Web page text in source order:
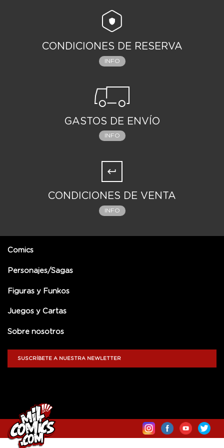
CONDICIONES DE RESERVA
INFO
GASTOS DE ENVÍO
INFO
CONDICIONES DE VENTA
INFO
Comics
Personajes/Sagas
Figuras y Funkos
Juegos y Cartas
Sobre nosotros
SUSCRÍBETE A NUESTRA NEWLETTER